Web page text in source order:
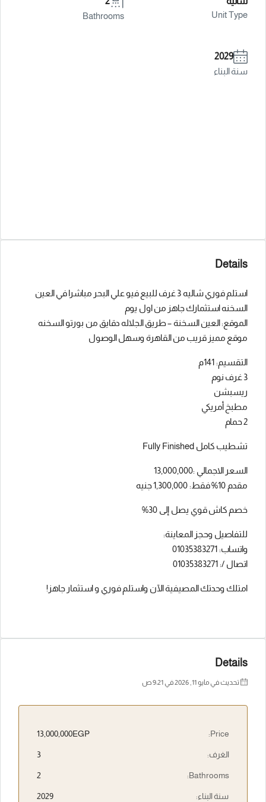
Unit Type
Bathrooms
2029
سنة البناء
Details
استلم فوري شاليه 3 غرف للبيع فيو علي البحر مباشرا في العين
السخنه استثمارك جاهز من اول يوم
الموقع: العين السخنة – طريق الجلاله دقايق من بورتو السخنه
موقع مميز قريب من القاهرة وسهل الوصول
التقسيم: 141م
3 غرف نوم
ريسبشن
مطبخ أمريكي
2 حمام
تشطيب كامل Fully Finished
السعر الاجمالي :13,000,000
مقدم 10% فقط: 1,300,000 جنيه
خصم كاش قوي يصل إلى 30%
للتفاصيل وحجز المعاينة:
واتساب: 01035383271
اتصال /: 01035383271
امتلك وحدتك المصيفية الآن واستلم فوري و استثمار جاهز!
Details
تحديث في مايو 11, 2026 في 9:21 ص
Price:
13,000,000EGP
الغرف: 3
Bathrooms:
2
سنة البناء: 2029